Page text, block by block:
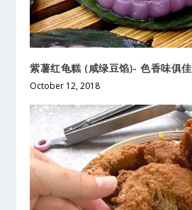
紫薯红龟糕 (咸绿豆馅)- 色香味俱佳
October 12, 2018